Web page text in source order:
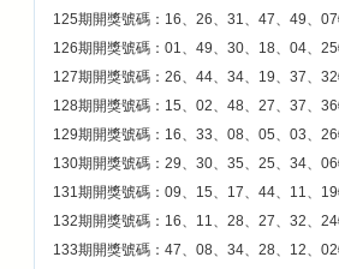
125期開獎號碼：16、26、31、47、49、
126期開獎號碼：01、49、30、18、04、
127期開獎號碼：26、44、34、19、37、
128期開獎號碼：15、02、48、27、37、
129期開獎號碼：16、33、08、05、03、
130期開獎號碼：29、30、35、25、34、
131期開獎號碼：09、15、17、44、11、
132期開獎號碼：16、11、28、27、32、
133期開獎號碼：47、08、34、28、12、